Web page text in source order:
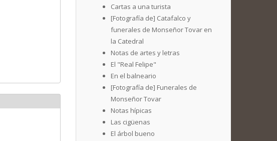
Cartas a una turista
[Fotografía de] Catafalco y
funerales de Monseñor Tovar en
la Catedral
Notas de artes y letras
El "Real Felipe"
En el balneario
[Fotografía de] Funerales de
Monseñor Tovar
Notas hípicas
Las cigüenas
El árbol bueno